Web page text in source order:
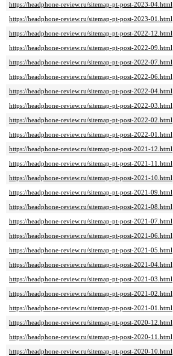
https://headphone-review.ru/sitemap-pt-post-2023-04.html
https://headphone-review.ru/sitemap-pt-post-2023-01.html
https://headphone-review.ru/sitemap-pt-post-2022-12.html
https://headphone-review.ru/sitemap-pt-post-2022-09.html
https://headphone-review.ru/sitemap-pt-post-2022-07.html
https://headphone-review.ru/sitemap-pt-post-2022-06.html
https://headphone-review.ru/sitemap-pt-post-2022-04.html
https://headphone-review.ru/sitemap-pt-post-2022-03.html
https://headphone-review.ru/sitemap-pt-post-2022-02.html
https://headphone-review.ru/sitemap-pt-post-2022-01.html
https://headphone-review.ru/sitemap-pt-post-2021-12.html
https://headphone-review.ru/sitemap-pt-post-2021-11.html
https://headphone-review.ru/sitemap-pt-post-2021-10.html
https://headphone-review.ru/sitemap-pt-post-2021-09.html
https://headphone-review.ru/sitemap-pt-post-2021-08.html
https://headphone-review.ru/sitemap-pt-post-2021-07.html
https://headphone-review.ru/sitemap-pt-post-2021-06.html
https://headphone-review.ru/sitemap-pt-post-2021-05.html
https://headphone-review.ru/sitemap-pt-post-2021-04.html
https://headphone-review.ru/sitemap-pt-post-2021-03.html
https://headphone-review.ru/sitemap-pt-post-2021-02.html
https://headphone-review.ru/sitemap-pt-post-2021-01.html
https://headphone-review.ru/sitemap-pt-post-2020-12.html
https://headphone-review.ru/sitemap-pt-post-2020-11.html
https://headphone-review.ru/sitemap-pt-post-2020-10.html